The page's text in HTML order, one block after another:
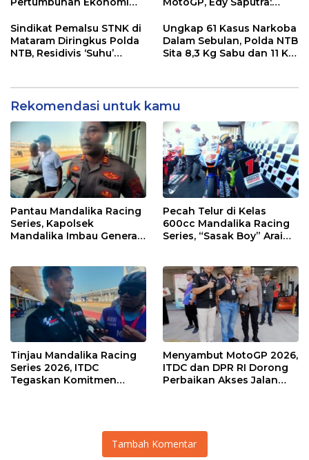
dan Efektif
Sindikat Pemalsu STNK di
Mataram Diringkus Polda
NTB, Residivis ‘Suhu’
Ungkap 61 Kasus Narkoba
Dalam Sebulan, Polda NTB
Sita 8,3 Kg Sabu dan 11 Kg
Rekomendasi untuk kamu
Pantau Mandalika Racing
Series, Kapolsek
Mandalika Imbau Generasi
Pecah Telur di Kelas
600cc Mandalika Racing
Series, “Sasak Boy” Arai
Tinjau Mandalika Racing
Series 2026, ITDC
Tegaskan Komitmen
Menyambut MotoGP 2026,
ITDC dan DPR RI Dorong
Perbaikan Akses Jalan
Tambah Komentar